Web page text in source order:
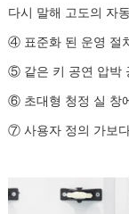
다시 말해 고도의 자
④ 표준화 된 운영 절
⑤ 같은 키 공연 압박
⑥ 초대형 청정 실 창
⑦ 사용자 정의 가보